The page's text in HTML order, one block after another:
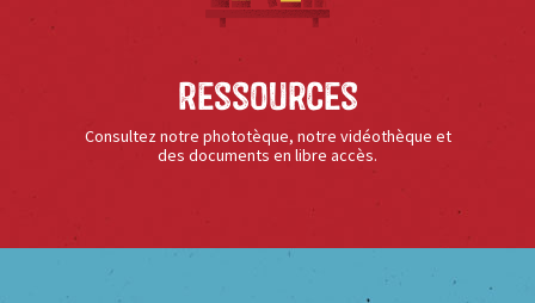
Ressources
Consultez notre phototèque, notre vidéothèque et
des documents en libre accès.